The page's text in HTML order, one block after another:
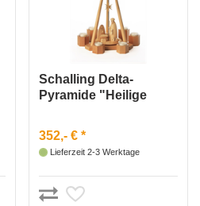
Schalling Delta-
Pyramide "Heilige
352,- € *
Lieferzeit 2-3 Werktage